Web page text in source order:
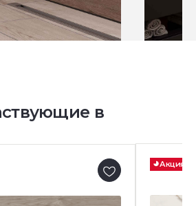
в
Акция